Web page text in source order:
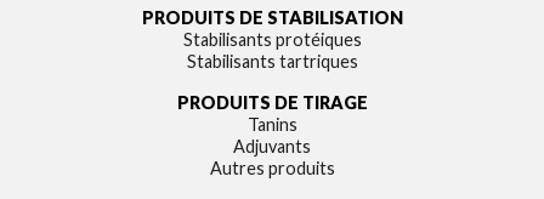
PRODUITS DE STABILISATION
Stabilisants protéiques
Stabilisants tartriques
PRODUITS DE TIRAGE
Tanins
Adjuvants
Autres produits